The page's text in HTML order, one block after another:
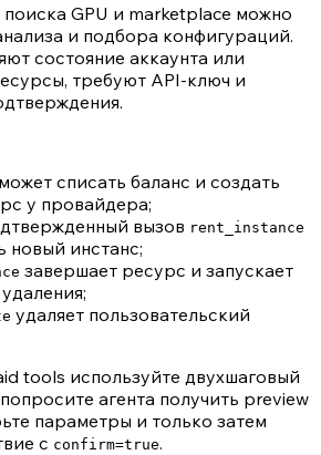
GPU и marketplace можно
и подбора конфигураций.
состояние аккаунта или
требуют API-ключ и
может списать баланс и создать
у провайдера;
вызов rent_instance
новый инстанс;
завершает ресурс и запускает
удаляет пользовательский
tools используйте двухшаговый
агента получить preview
параметры и только затем
с confirm=true.